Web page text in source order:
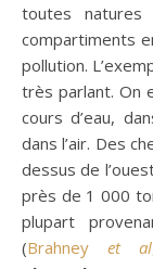
toutes natures
compartiments
pollution.
très parlant. On
cours d’eau,
dans l’air. Des
dessus de
près de 1 000
plupart
(Brahney et al